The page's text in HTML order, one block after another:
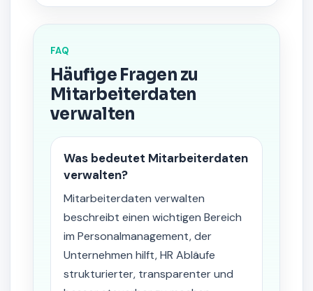
FAQ
Häufige Fragen zu
Mitarbeiterdaten
verwalten
Was bedeutet Mitarbeiterdaten
verwalten?
Mitarbeiterdaten verwalten
beschreibt einen wichtigen Bereich
im Personalmanagement, der
Unternehmen hilft, HR Abläufe
strukturierter, transparenter und